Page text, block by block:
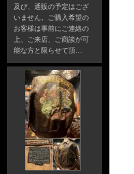
及び、通販の予定はござ
いません。ご購入希望の
お客様は事前にご連絡の
上、ご来店、ご商談が可
能な方と限らせて頂…